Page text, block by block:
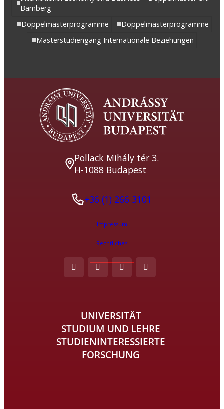
Bamberg
Doppelmasterprogramme
Doppelmasterprogramme
Masterstudiengang Internationale Beziehungen
Pollack Mihály tér 3.
H-1088 Budapest
+36 (1) 266 3101
Impressum
Rechtliches
UNIVERSITÄT
STUDIUM UND LEHRE
STUDIENINTERESSIERTE
FORSCHUNG